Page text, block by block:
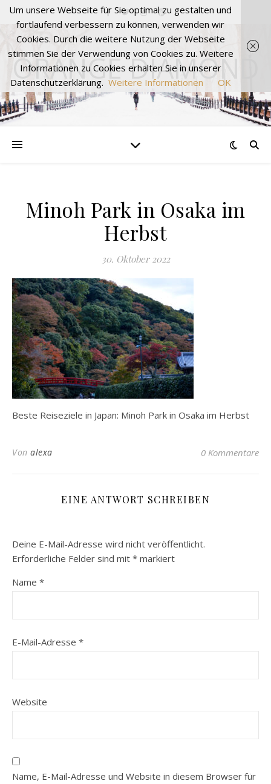
ORANGE DIAMOND
Minoh Park in Osaka im
Herbst
30. Oktober 2022
Beste Reiseziele in Japan: Minoh Park in Osaka im Herbst
Von alexa 0 Kommentare
EINE ANTWORT SCHREIBEN
Deine E-Mail-Adresse wird nicht veröffentlicht.
Erforderliche Felder sind mit * markiert
Name *
E-Mail-Adresse *
Website
Name, E-Mail-Adresse und Website in diesem Browser für
Um unsere Webseite für Sie optimal zu gestalten und
fortlaufend verbessern zu können, verwenden wir
Cookies. Durch die weitere Nutzung der Webseite
stimmen Sie der Verwendung von Cookies zu. Weitere
Informationen zu Cookies erhalten Sie in unserer
Datenschutzerklärung. Weitere Informationen OK